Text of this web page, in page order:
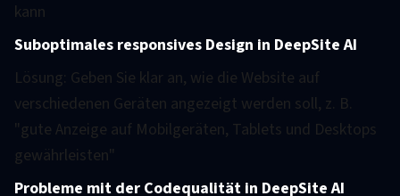
kann
Suboptimales responsives Design in DeepSite AI
Lösung: Geben Sie klar an, wie die Website auf
verschiedenen Geräten angezeigt werden soll, z. B.
"gute Anzeige auf Mobilgeräten, Tablets und Desktops
gewährleisten"
Probleme mit der Codequalität in DeepSite AI